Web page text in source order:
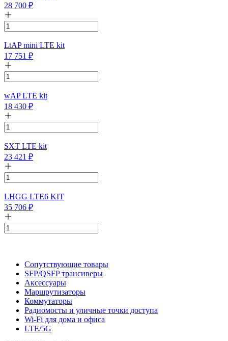
28 700 ₽
LtAP mini LTE kit
17 751 ₽
wAP LTE kit
18 430 ₽
SXT LTE kit
23 421 ₽
LHGG LTE6 KIT
35 706 ₽
Сопутствующие товары
SFP/QSFP трансиверы
Аксессуары
Маршрутизаторы
Коммутаторы
Радиомосты и уличные точки доступа
Wi-Fi для дома и офиса
LTE/5G